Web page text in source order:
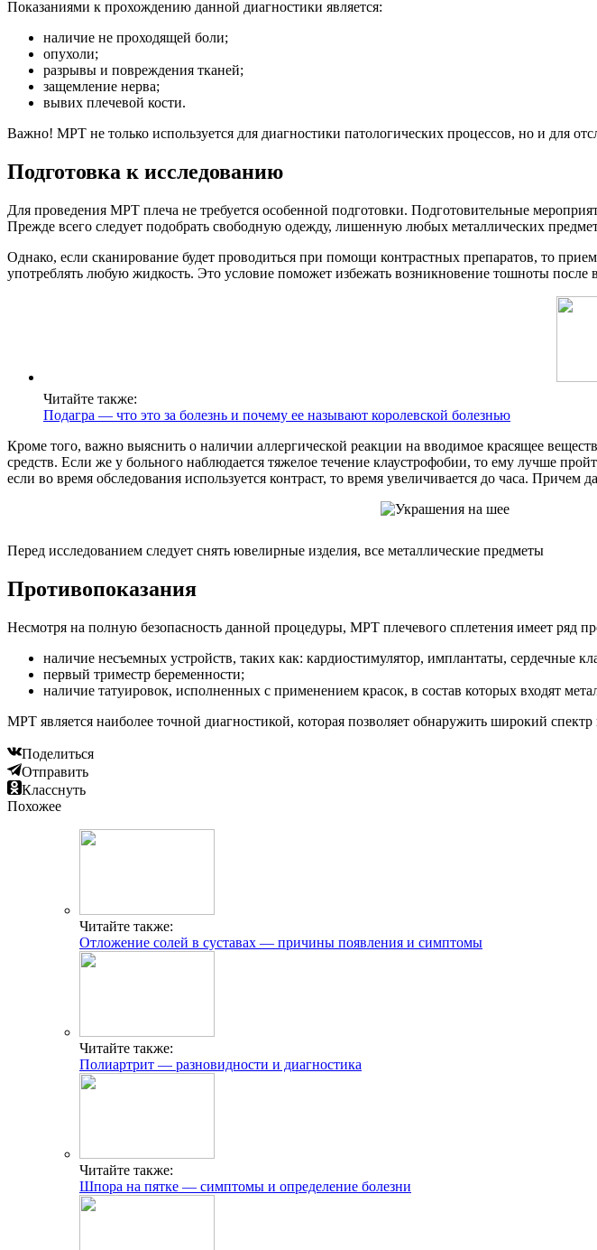
Показаниями к прохождению данной диагностики является:
наличие не проходящей боли;
опухоли;
разрывы и повреждения тканей;
защемление нерва;
вывих плечевой кости.
Важно! МРТ не только используется для диагностики патологических процессов, но и для
Подготовка к исследованию
Для проведения МРТ плеча не требуется особенной подготовки. Подготовительные
Прежде всего следует подобрать свободную одежду, лишенную любых металлических
Однако, если сканирование будет проводиться при помощи контрастных препаратов, то
употреблять любую жидкость. Это условие поможет избежать возникновение тошноты после
Читайте также:
Подагра — что это за болезнь и почему ее называют королевской болезнью
Кроме того, важно выяснить о наличии аллергической реакции на вводимое красящее
средств. Если же у больного наблюдается тяжелое течение клаустрофобии, то ему лучше
если во время обследования используется контраст, то время увеличивается до часа. Причем
Перед исследованием следует снять ювелирные изделия, все металлические предметы
Противопоказания
Несмотря на полную безопасность данной процедуры, МРТ плечевого сплетения имеет ряд
наличие несъемных устройств, таких как: кардиостимулятор, имплантаты, сердечные
первый триместр беременности;
наличие татуировок, исполненных с применением красок, в состав которых входят
МРТ является наиболее точной диагностикой, которая позволяет обнаружить широкий
Поделиться
Отправить
Класснуть
Похожее
Читайте также:
Отложение солей в суставах — причины появления и симптомы
Читайте также:
Полиартрит — разновидности и диагностика
Читайте также:
Шпора на пятке — симптомы и определение болезни